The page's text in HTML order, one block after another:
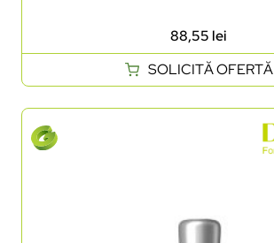
88,55 lei
SOLICITĂ OFERTĂ